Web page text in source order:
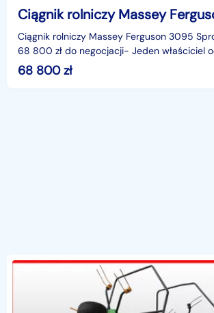
Ciągnik rolniczy Massey Ferguson 3095
68 800 zł do negocjacji- Jeden właściciel
produkcji 1990- Data pierwszej rejestracji
68 800zł